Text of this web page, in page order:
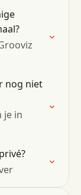
nog niet
je in